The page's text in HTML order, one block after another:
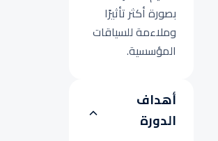
بصورة أكثر تأثيرًا
وملاءمة للسياقات
المؤسسية.
أهداف
الدورة